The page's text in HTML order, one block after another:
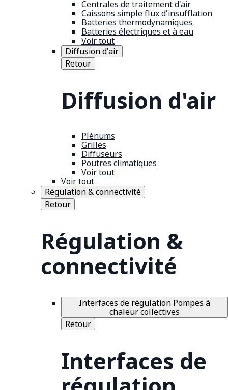
Centrales de traitement d'air
Caissons simple flux d'insufflation
Batteries thermodynamiques
Batteries électriques et à eau
Voir tout
Diffusion d'air
Retour
Diffusion d'air
Plénums
Grilles
Diffuseurs
Poutres climatiques
Voir tout
Voir tout
Régulation & connectivité
Retour
Régulation &
connectivité
Interfaces de régulation Pompes à
chaleur collectives
Retour
Interfaces de